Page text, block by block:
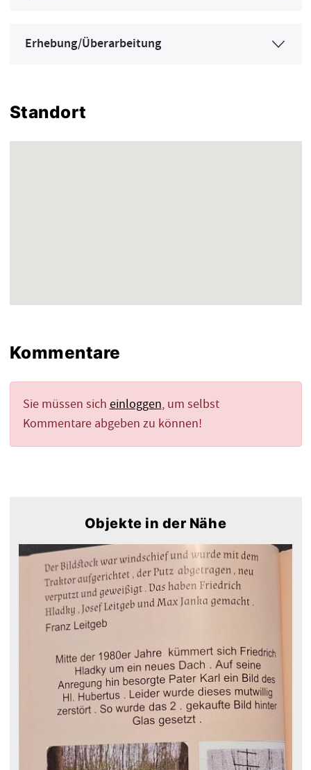
Erhebung/Überarbeitung
Standort
Kommentare
Sie müssen sich einloggen, um selbst
Kommentare abgeben zu können!
Objekte in der Nähe